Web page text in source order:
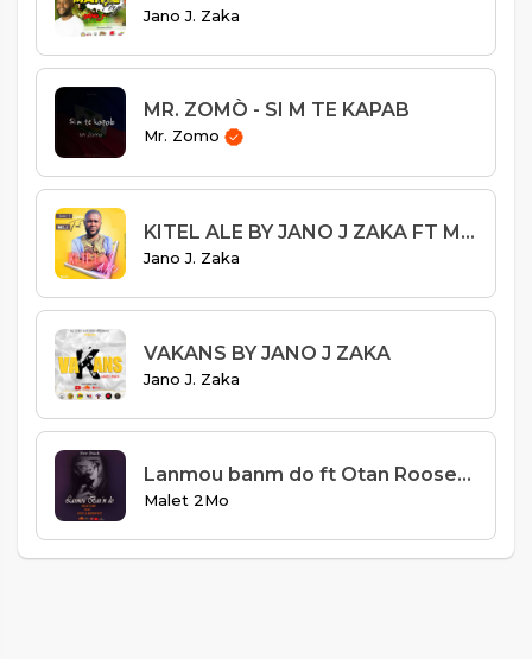
Jano J. Zaka
MR. ZOMÒ - SI M TE KAPAB
Mr. Zomo
KITEL ALE BY JANO J ZAKA FT MC G
Jano J. Zaka
VAKANS BY JANO J ZAKA
Jano J. Zaka
Lanmou banm do ft Otan Roosevelt
Malet 2Mo